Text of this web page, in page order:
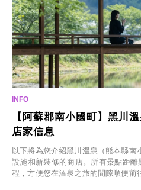
【阿蘇郡南小國町】黑川
店家信息
以下將為您介紹黑川溫泉（熊本縣南
設施和新裝修的商店。所有景點距
程，方便您在溫泉之旅的間隙順便前